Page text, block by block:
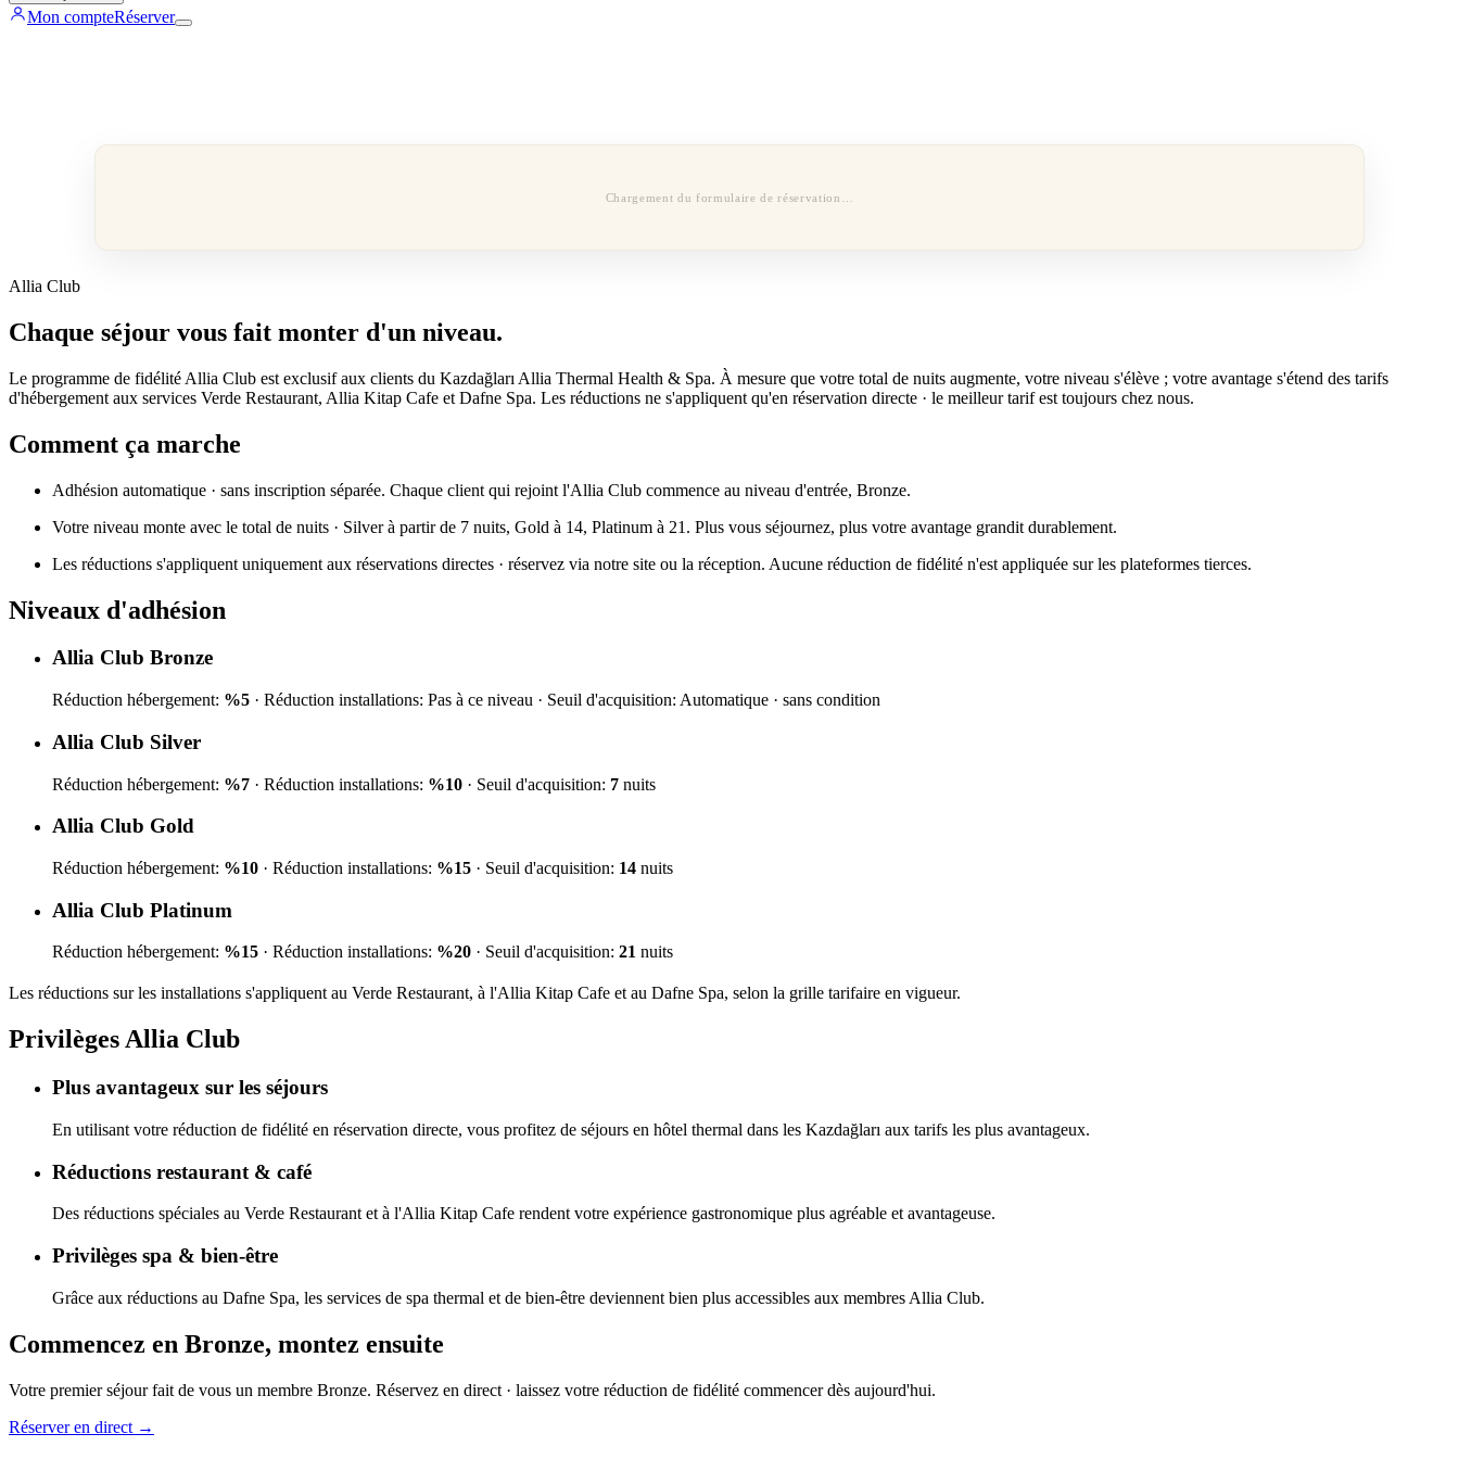
Mon compteRéserver
Chargement du formulaire de réservation…
Allia Club
Chaque séjour vous fait monter d'un niveau.
Le programme de fidélité Allia Club est exclusif aux clients du Kazdağları Allia Thermal Health & Spa. À mesure que votre total de nuits augmente, votre niveau s'élève ; votre avantage s'étend des tarifs
d'hébergement aux services Verde Restaurant, Allia Kitap Cafe et Dafne Spa. Les réductions ne s'appliquent qu'en réservation directe · le meilleur tarif est toujours chez nous.
Comment ça marche
Adhésion automatique · sans inscription séparée. Chaque client qui rejoint l'Allia Club commence au niveau d'entrée, Bronze.
Votre niveau monte avec le total de nuits · Silver à partir de 7 nuits, Gold à 14, Platinum à 21. Plus vous séjournez, plus votre avantage grandit durablement.
Les réductions s'appliquent uniquement aux réservations directes · réservez via notre site ou la réception. Aucune réduction de fidélité n'est appliquée sur les plateformes tierces.
Niveaux d'adhésion
Allia Club Bronze
Réduction hébergement: %5 · Réduction installations: Pas à ce niveau · Seuil d'acquisition: Automatique · sans condition
Allia Club Silver
Réduction hébergement: %7 · Réduction installations: %10 · Seuil d'acquisition: 7 nuits
Allia Club Gold
Réduction hébergement: %10 · Réduction installations: %15 · Seuil d'acquisition: 14 nuits
Allia Club Platinum
Réduction hébergement: %15 · Réduction installations: %20 · Seuil d'acquisition: 21 nuits
Les réductions sur les installations s'appliquent au Verde Restaurant, à l'Allia Kitap Cafe et au Dafne Spa, selon la grille tarifaire en vigueur.
Privilèges Allia Club
Plus avantageux sur les séjours
En utilisant votre réduction de fidélité en réservation directe, vous profitez de séjours en hôtel thermal dans les Kazdağları aux tarifs les plus avantageux.
Réductions restaurant & café
Des réductions spéciales au Verde Restaurant et à l'Allia Kitap Cafe rendent votre expérience gastronomique plus agréable et avantageuse.
Privilèges spa & bien-être
Grâce aux réductions au Dafne Spa, les services de spa thermal et de bien-être deviennent bien plus accessibles aux membres Allia Club.
Commencez en Bronze, montez ensuite
Votre premier séjour fait de vous un membre Bronze. Réservez en direct · laissez votre réduction de fidélité commencer dès aujourd'hui.
Réserver en direct →